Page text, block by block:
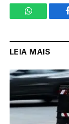
WhatsApp
LEIA MAIS